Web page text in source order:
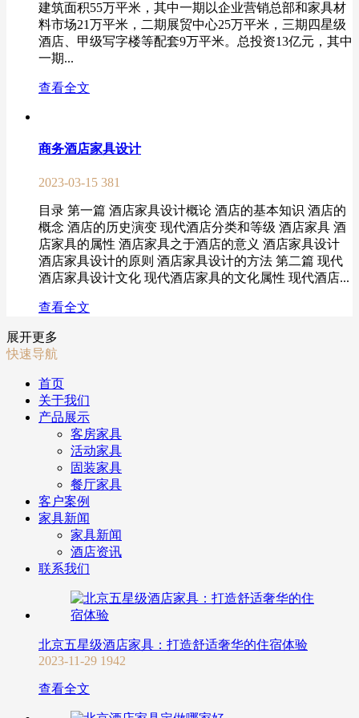
建筑面积55万平米，其中一期以企业营销总部和家具材
料市场21万平米，二期展贸中心25万平米，三期四星级
酒店、甲级写字楼等配套9万平米。总投资13亿元，其中
一期...
查看全文
商务酒店家具设计
2023-03-15 381
目录 第一篇 酒店家具设计概论 酒店的基本知识 酒店的
概念 酒店的历史演变 现代酒店分类和等级 酒店家具 酒
店家具的属性 酒店家具之于酒店的意义 酒店家具设计
酒店家具设计的原则 酒店家具设计的方法 第二篇 现代
酒店家具设计文化 现代酒店家具的文化属性 现代酒店...
查看全文
展开更多
快速导航
首页
关于我们
产品展示
客房家具
活动家具
固装家具
餐厅家具
客户案例
家具新闻
家具新闻
酒店资讯
联系我们
北京五星级酒店家具：打造舒适奢华的住宿体验
2023-11-29 1942
查看全文